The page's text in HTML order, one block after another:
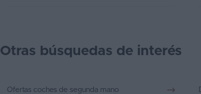
Otras búsquedas de interés
Ofertas coches de segunda mano